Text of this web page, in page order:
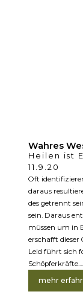
Wahres
Heilen ist
11.9.20
Oft
daraus
des getrennt
sein. Daraus
müssen um in
erschafft dieser
Leid führt sich
Schöpferkräfte....
mehr